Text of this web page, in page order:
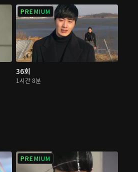
PREMIUM
36회
1시간 8분
PREMIUM